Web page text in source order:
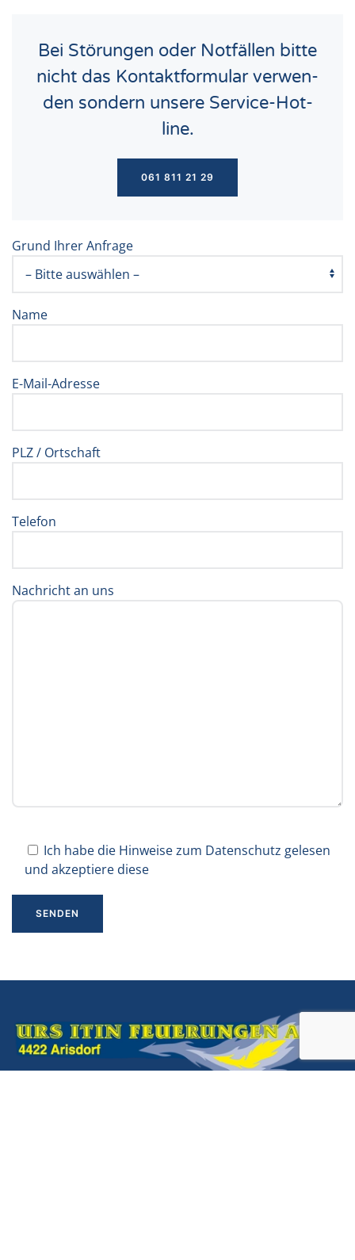
Bei Stö­run­gen oder Not­fäl­len bit­te
nicht das Kon­takt­for­mu­lar ver­wen­
den son­dern unse­re Ser­vice-Hot­
line.
061 811 21 29
Grund Ihrer Anfrage
Name
E-Mail-Adresse
PLZ / Ortschaft
Telefon
Nachricht an uns
Ich habe die Hinweise zum Datenschutz gelesen
und akzeptiere diese